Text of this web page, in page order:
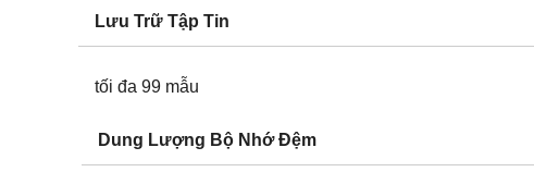
Lưu Trữ Tập Tin
tối đa 99 mẫu
Dung Lượng Bộ Nhớ Đệm